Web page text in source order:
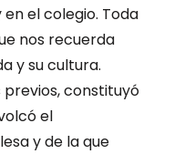
el colegio. Toda
nos recuerda
y su cultura.
previos, constituyó
el
y de la que